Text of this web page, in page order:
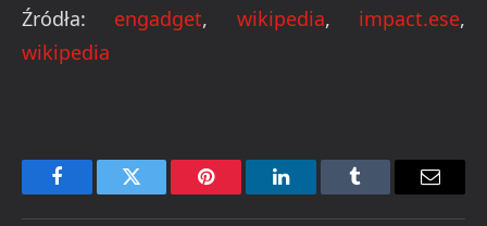
Źródła: engadget, wikipedia, impact.ese,
wikipedia
FacebookTwitter Pinterest LinkedInTumblr Email